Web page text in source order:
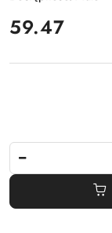
cena:
59.47